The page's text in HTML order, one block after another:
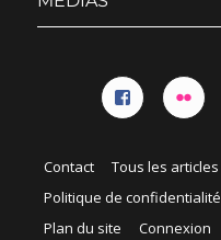
Contact Tous les articles
Politique de confidentialité
Plan du site
Connexion